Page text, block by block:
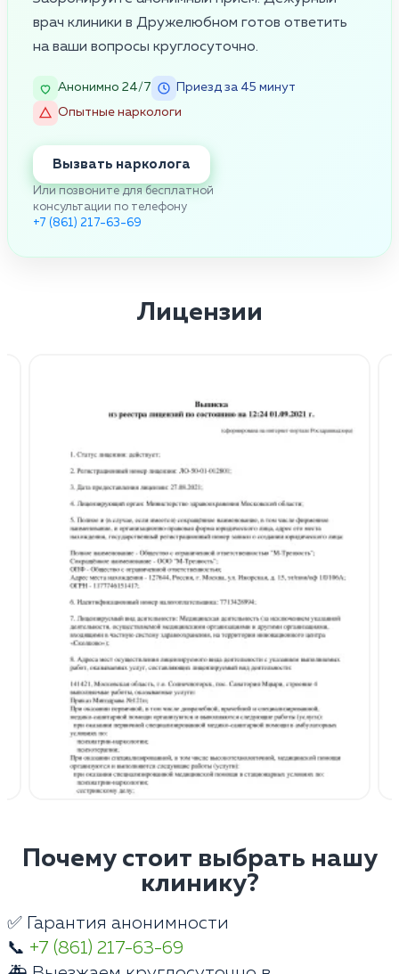
врач клиники в Дружелюбном готов ответить
на ваши вопросы круглосуточно.
Анонимно 24/7
Приезд за 45 минут
Опытные наркологи
Вызвать нарколога
Или позвоните для бесплатной
консультации по телефону
+7 (861) 217-63-69
Лицензии
Почему стоит выбрать нашу
клинику?
✅ Гарантия анонимности
📞 +7 (861) 217-63-69